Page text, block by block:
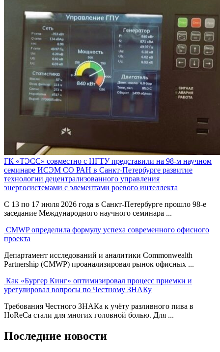
ГК «ТЭСС» совместно с НГТУ представили на 98-м научном
семинаре ИСЭМ СО РАН в Санкт-Петербурге развитие
технологии децентрализованного управления
энергосистемами с элементами роевого интеллекта
С 13 по 17 июля 2026 года в Санкт-Петербурге прошло 98-е
заседание Международного научного семинара ...
CMWP определила формулу успеха современного офисного
проекта
Департамент исследований и аналитики Commonwealth
Partnership (CMWP) проанализировал рынок офисных ...
Как «Бургер Кинг» оптимизировал процесс приемки и
урегулировал вопросы по Честному ЗНАКу
Требования Честного ЗНАКа к учёту разливного пива в
HoReCa стали для многих головной болью. Для ...
Последние новости